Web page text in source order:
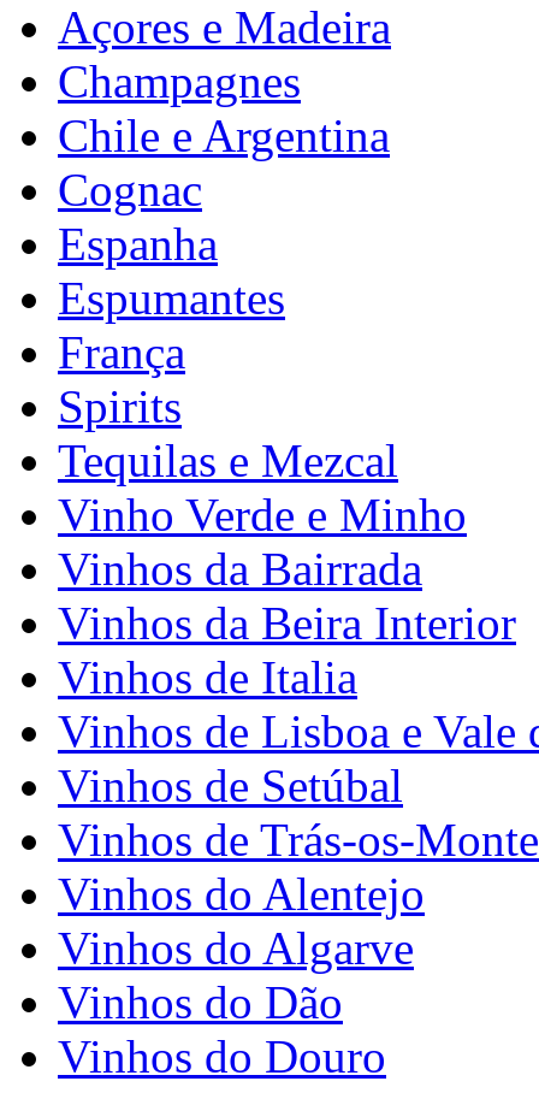
Açores e Madeira
Champagnes
Chile e Argentina
Cognac
Espanha
Espumantes
França
Spirits
Tequilas e Mezcal
Vinho Verde e Minho
Vinhos da Bairrada
Vinhos da Beira Interior
Vinhos de Italia
Vinhos de Lisboa e Vale
Vinhos de Setúbal
Vinhos de Trás-os-
Vinhos do Alentejo
Vinhos do Algarve
Vinhos do Dão
Vinhos do Douro